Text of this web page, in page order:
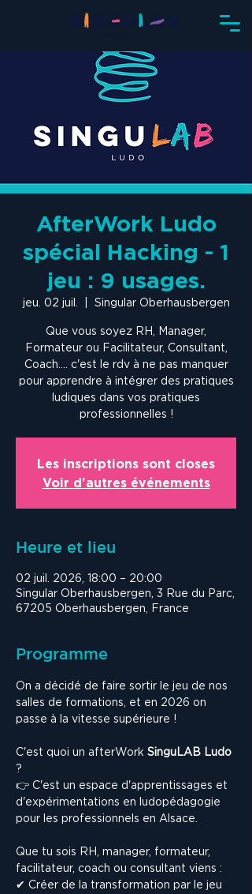
AfterWork Ludo
spécial Hacking - 1
jeu : 9 usages.
jeu. 02 juil. Singular Oberhausbergen
Que vous soyez RH, Manager,
Formateur ou Facilitateur, Consultant,
Coach.... c'est le rdv à ne pas manquer
pour apprendre à intégrer des pratiques
ludiques dans vos pratiques
professionnelles !
Les inscriptions sont closes
Voir d'autres événements
Heure et lieu
02 juil. 2026, 18:00 – 20:00
Singular Oberhausbergen, 3 Rue du Parc,
67205 Oberhausbergen, France
Programme
On a décidé de faire sortir le jeu de nos
salles de formations, et en 2026 on
passe à la vitesse supérieure !
C'est quoi un afterWork SinguLAB Ludo
?
👉 C'est un espace d'apprentissages et
d'expérimentations en ludopédagogie
pour les professionnels en Alsace.
Que tu sois RH, manager, formateur,
facilitateur, coach ou consultant viens :
✔ Créer de la transformation par le jeu